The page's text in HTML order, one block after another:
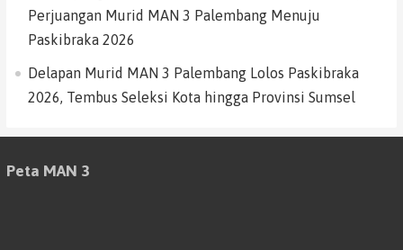
Perjuangan Murid MAN 3 Palembang Menuju
Paskibraka 2026
Delapan Murid MAN 3 Palembang Lolos Paskibraka
2026, Tembus Seleksi Kota hingga Provinsi Sumsel
Peta MAN 3